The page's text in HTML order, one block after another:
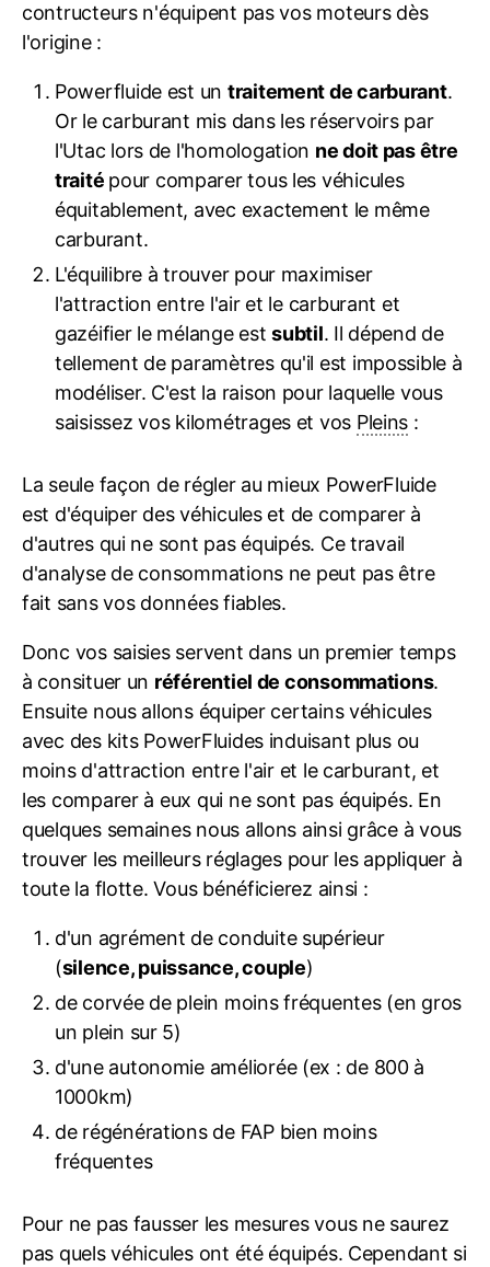
contructeurs n'équipent pas vos moteurs dès
l'origine :
Powerfluide est un traitement de carburant.
Or le carburant mis dans les réservoirs par
l'Utac lors de l'homologation ne doit pas être
traité pour comparer tous les véhicules
équitablement, avec exactement le même
carburant.
L'équilibre à trouver pour maximiser
l'attraction entre l'air et le carburant et
gazéifier le mélange estsubtil. Il dépend de
tellement de paramètres qu'il est impossible à
modéliser. C'est la raison pour laquelle vous
saisissez vos kilométrages et vos Pleins :
La seule façon de régler au mieux PowerFluide
est d'équiper des véhicules et de comparer à
d'autres qui ne sont pas équipés. Ce travail
d'analyse de consommations ne peut pas être
fait sans vos données fiables.
Donc vos saisies servent dans un premier temps
à consituer un référentiel de consommations.
Ensuite nous allons équiper certains véhicules
avec des kits PowerFluides induisant plus ou
moins d'attraction entre l'air et le carburant, et
les comparer à eux qui ne sont pas équipés. En
quelques semaines nous allons ainsi grâce à vous
trouver les meilleurs réglages pour les appliquer à
toute la flotte. Vous bénéficierez ainsi :
d'un agrément de conduite supérieur
(silence, puissance, couple)
de corvée de plein moins fréquentes (en gros
un plein sur 5)
d'une autonomie améliorée (ex : de 800 à
1000km)
de régénérations de FAP bien moins
fréquentes
Pour ne pas fausser les mesures vous ne saurez
pas quels véhicules ont été équipés. Cependant si